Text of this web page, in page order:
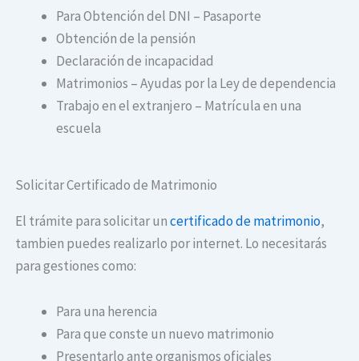
Para Obtención del DNI – Pasaporte
Obtención de la pensión
Declaración de incapacidad
Matrimonios – Ayudas por la Ley de dependencia
Trabajo en el extranjero – Matrícula en una
escuela
Solicitar Certificado de Matrimonio
El trámite para solicitar uncertificado de matrimonio,
tambien puedes realizarlo por internet. Lo necesitarás
para gestiones como:
Para una herencia
Para que conste un nuevo matrimonio
Presentarlo ante organismos oficiales